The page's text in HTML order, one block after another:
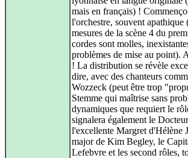
mais en français) !
l'orchestre, souvent apathique
mesures de la scène 4 du
cordes sont molles,
problèmes de mise au point).
! La distribution se révèle
dire, avec des chanteurs
Wozzeck (peut être trop
Stemme qui maîtrise sans
dynamiques que requiert le
signalera également le
l'excellente Margret d'Hélène
major de Kim Begley, le
Lefebvre et les second rôles,